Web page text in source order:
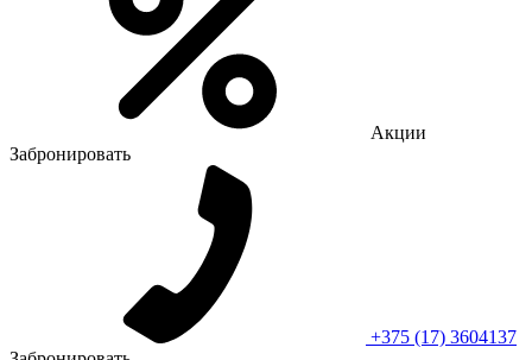
Акции
Забронировать
+375 (17) 3604137